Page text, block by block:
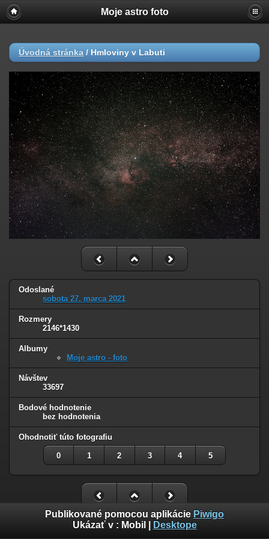
Moje astro foto
Úvodná stránka / Hmloviny v Labuti
Odoslané
sobota 27. marca 2021
Rozmery
2146*1430
Albumy
Moje astro - foto
Návštev
33697
Bodové hodnotenie
bez hodnotenia
Ohodnotiť túto fotografiu
0 1 2 3 4 5
Publikované pomocou aplikácie Piwigo
Ukázať v : Mobil Desktope